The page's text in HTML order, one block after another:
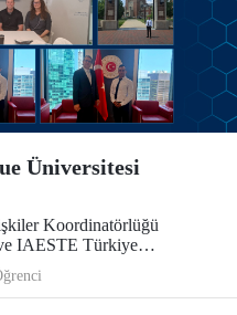
Üniversitesi
Koordinatörlüğü
IAESTE Türkiye
akademik ilişkileri ve iş
20-27 Temmuz
dünyanın önde gelen